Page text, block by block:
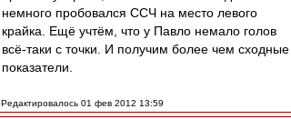
немного пробовался ССЧ на место левого
крайка. Ещё учтём, что у Павло немало голов
всё-таки с точки. И получим более чем сходные
показатели.
Редактировалось 01 фев 2012 13:59